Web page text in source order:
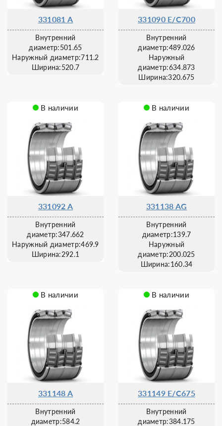
331081 A
Внутренний
диаметр:501.65
Наружный диаметр:711.2
Ширина:520.7
331090 E/C700
Внутренний
диаметр:489.026
Наружный
диаметр:634.873
Ширина:320.675
В наличии
331092 A
Внутренний
диаметр:347.662
Наружный диаметр:469.9
Ширина:292.1
В наличии
331138 AG
Внутренний
диаметр:139.7
Наружный
диаметр:200.025
Ширина:160.34
В наличии
331148 A
Внутренний
диаметр:584.2
В наличии
331149 E/C675
Внутренний
диаметр:384.175